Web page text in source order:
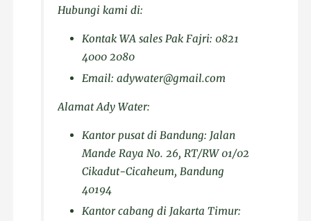
Hubungi kami di:
Kontak WA sales Pak Fajri: 0821
4000 2080
Email: adywater@gmail.com
Alamat Ady Water:
Kantor pusat di Bandung: Jalan
Mande Raya No. 26, RT/RW 01/02
Cikadut-Cicaheum, Bandung
40194
Kantor cabang di Jakarta Timur: